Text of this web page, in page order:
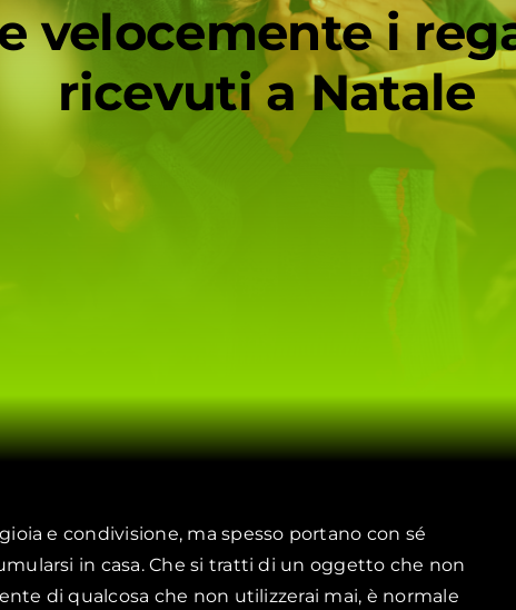
velocemente i
ricevuti a Natale
e condivisione, ma spesso portano con sé
in casa. Che si tratti di un oggetto che non
di qualcosa che non utilizzerai mai, è normale